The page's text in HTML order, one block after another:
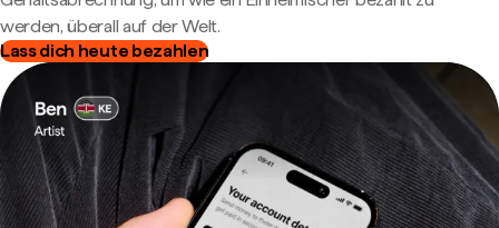
werden, überall auf der Welt.
Lass dich heute bezahlen